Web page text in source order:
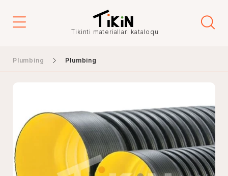
Tikinti materialları kataloqu
Plumbing Plumbing